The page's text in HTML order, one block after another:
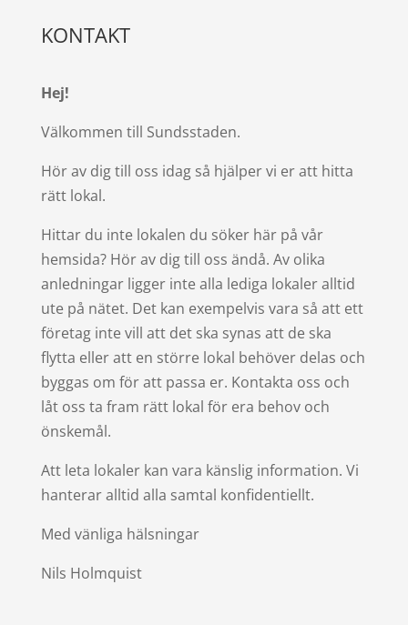
KONTAKT
Hej!
Välkommen till Sundsstaden.
Hör av dig till oss idag så hjälper vi er att hitta
rätt lokal.
Hittar du inte lokalen du söker här på vår
hemsida? Hör av dig till oss ändå. Av olika
anledningar ligger inte alla lediga lokaler alltid
ute på nätet. Det kan exempelvis vara så att ett
företag inte vill att det ska synas att de ska
flytta eller att en större lokal behöver delas och
byggas om för att passa er. Kontakta oss och
låt oss ta fram rätt lokal för era behov och
önskemål.
Att leta lokaler kan vara känslig information. Vi
hanterar alltid alla samtal konfidentiellt.
Med vänliga hälsningar
Nils Holmquist